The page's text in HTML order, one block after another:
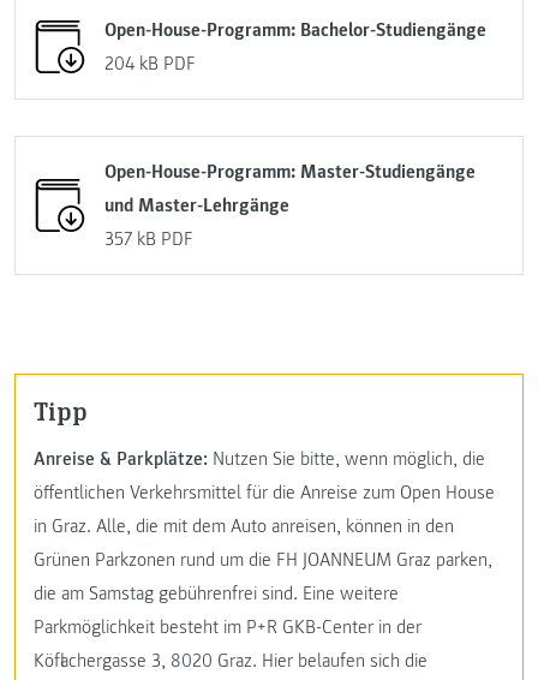
Open-House-Programm: Bachelor-Studiengänge
204 kB PDF
Open-House-Programm: Master-Studiengänge
und Master-Lehrgänge
357 kB PDF
Tipp
Anreise & Parkplätze: Nutzen Sie bitte, wenn möglich, die
öffentlichen Verkehrsmittel für die Anreise zum Open House
in Graz. Alle, die mit dem Auto anreisen, können in den
Grünen Parkzonen rund um die FH JOANNEUM Graz parken,
die am Samstag gebührenfrei sind. Eine weitere
Parkmöglichkeit besteht im P+R GKB-Center in der
Köflachergasse 3, 8020 Graz. Hier belaufen sich die